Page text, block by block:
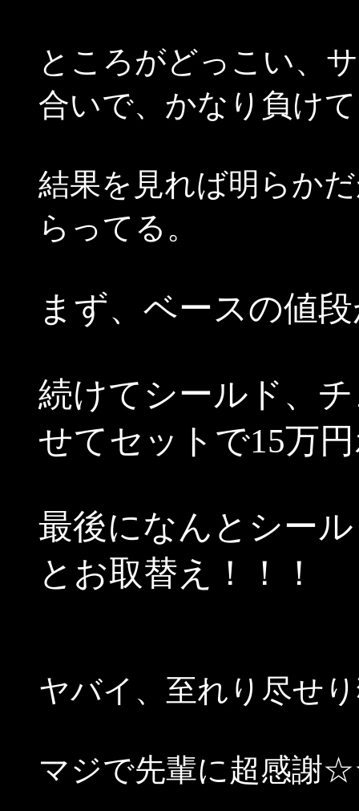
ところがどっこい、
合いで、かなり負け
結果を見れば明らか
らってる。
まず、ベースの値
続けてシールド、
せてセットで15万
最後になんとシー
とお取替え！！！
ヤバイ、至れり尽せ
マジで先輩に超感